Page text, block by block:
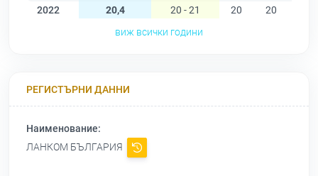
2022
20,4 20 - 21 20 20
виж всички години
РЕГИСТЪРНИ ДАННИ
Наименование:
ЛАНКОМ БЪЛГАРИЯ